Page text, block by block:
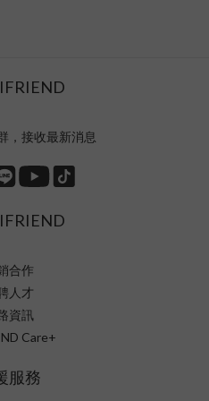
，接收最新消息
合作
人才
資訊
Care+
服務